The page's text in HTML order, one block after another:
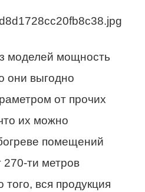
моделей мощность
они выгодно
от прочих
их можно
помещений
ти метров
вся продукция